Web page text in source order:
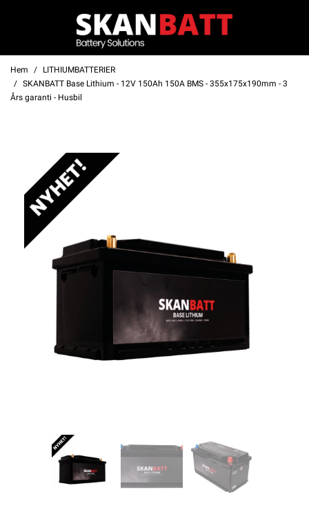
Hem
LITHIUMBATTERIER
SKANBATT Base Lithium - 12V 150Ah 150A BMS - 355x175x190mm - 3
Års garanti - Husbil